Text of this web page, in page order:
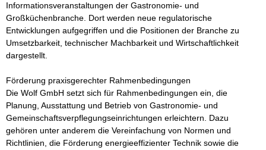
Informationsveranstaltungen der Gastronomie- und
Großküchenbranche. Dort werden neue regulatorische
Entwicklungen aufgegriffen und die Positionen der Branche zu
Umsetzbarkeit, technischer Machbarkeit und Wirtschaftlichkeit
dargestellt.
Förderung praxisgerechter Rahmenbedingungen
Die Wolf GmbH setzt sich für Rahmenbedingungen ein, die
Planung, Ausstattung und Betrieb von Gastronomie- und
Gemeinschaftsverpflegungseinrichtungen erleichtern. Dazu
gehören unter anderem die Vereinfachung von Normen und
Richtlinien, die Förderung energieeffizienter Technik sowie die